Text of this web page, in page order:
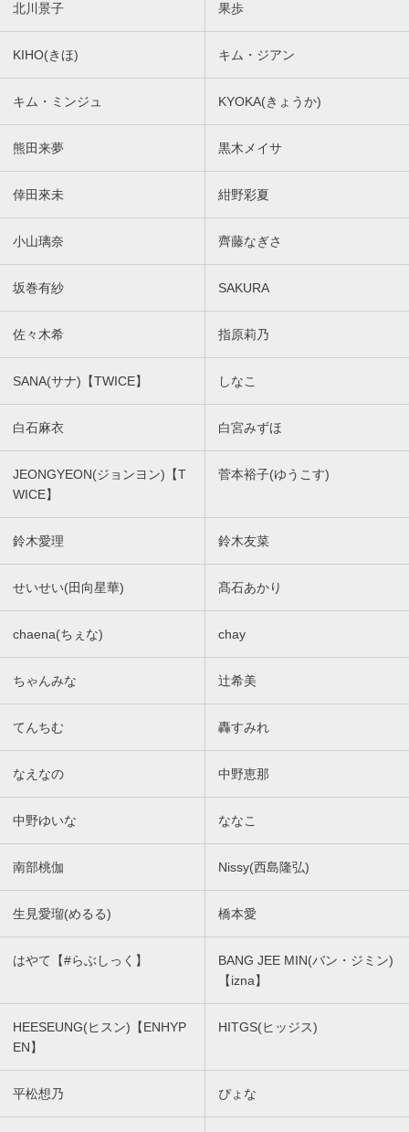
北川景子 果歩
KIHO(きほ) キム・ジアン
キム・ミンジュ KYOKA(きょうか)
熊田来夢 黒木メイサ
倖田來未 紺野彩夏
小山璃奈 齊藤なぎさ
坂巻有紗 SAKURA
佐々木希 指原莉乃
SANA(サナ)【TWICE】 しなこ
白石麻衣 白宮みずほ
JEONGYEON(ジョンヨン)【T
WICE】
菅本裕子(ゆうこす)
鈴木愛理 鈴木友菜
せいせい(田向星華) 髙石あかり
chaena(ちぇな) chay
ちゃんみな 辻希美
てんちむ 轟すみれ
なえなの 中野恵那
中野ゆいな ななこ
南部桃伽 Nissy(西島隆弘)
生見愛瑠(めるる) 橋本愛
はやて【#らぶしっく】
BANG JEE MIN(バン・ジミン)
【izna】
HEESEUNG(ヒスン)【ENHYP
EN】
HITGS(ヒッジス)
平松想乃 ぴょな